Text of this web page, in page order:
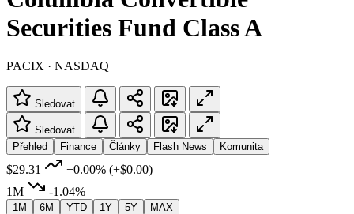
Securities Fund Class A
PACIX · NASDAQ
Sledovat
Sledovat
Přehled
Finance Články Flash News Komunita
$29.31 +0.00% (+$0.00)
1M
-1.04%
1M 6M YTD 1Y 5Y MAX